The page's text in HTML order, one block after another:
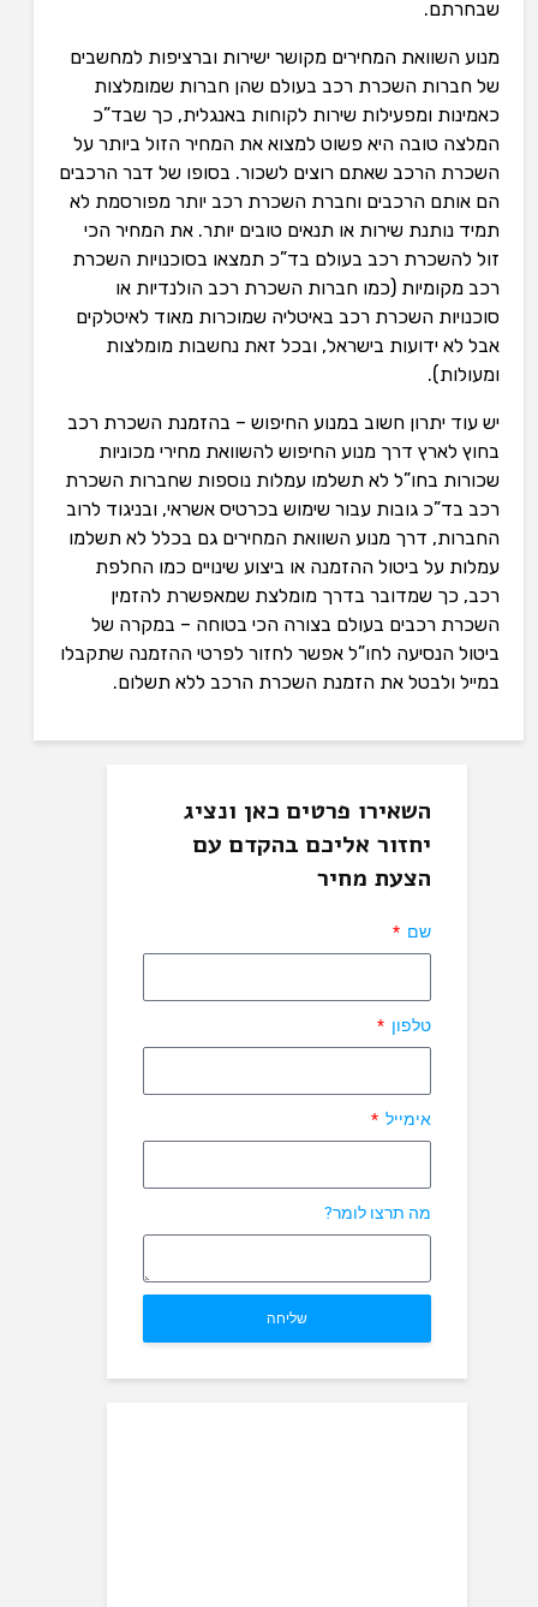
שבחרתם.
מנוע השוואת המחירים מקושר ישירות וברציפות למחשבים
של חברות השכרת רכב בעולם שהן חברות שמומלצות
כאמינות ומפעילות שירות לקוחות באנגלית, כך שבד”כ
המלצה טובה היא פשוט למצוא את המחיר הזול ביותר על
השכרת הרכב שאתם רוצים לשכור. בסופו של דבר הרכבים
הם אותם הרכבים וחברת השכרת רכב יותר מפורסמת לא
תמיד נותנת שירות או תנאים טובים יותר. את המחיר הכי
זול להשכרת רכב בעולם בד”כ תמצאו בסוכנויות השכרת
רכב מקומיות (כמו חברות השכרת רכב הולנדיות או
סוכנויות השכרת רכב באיטליה שמוכרות מאוד לאיטלקים
אבל לא ידועות בישראל, ובכל זאת נחשבות מומלצות
ומעולות).
יש עוד יתרון חשוב במנוע החיפוש – בהזמנת השכרת רכב
בחוץ לארץ דרך מנוע החיפוש להשוואת מחירי מכוניות
שכורות בחו”ל לא תשלמו עמלות נוספות שחברות השכרת
רכב בד”כ גובות עבור שימוש בכרטיס אשראי, ובניגוד לרוב
החברות, דרך מנוע השוואת המחירים גם בכלל לא תשלמו
עמלות על ביטול ההזמנה או ביצוע שינויים כמו החלפת
רכב, כך שמדובר בדרך מומלצת שמאפשרת להזמין
השכרת רכבים בעולם בצורה הכי בטוחה – במקרה של
ביטול הנסיעה לחו”ל אפשר לחזור לפרטי ההזמנה שתקבלו
במייל ולבטל את הזמנת השכרת הרכב ללא תשלום.
השאירו פרטים כאן ונציג
יחזור אליכם בהקדם עם
הצעת מחיר
שם
טלפון
אימייל
מה תרצו לומר?
שליחה